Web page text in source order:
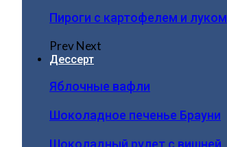
Пироги c картофелем и луком
PrevNext
Дессерт
Яблочные вафли
Шоколадное печенье Брауни
Шоколадный рулет с вишней